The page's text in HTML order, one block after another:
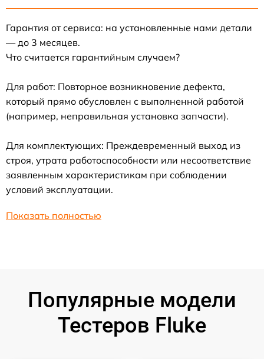
Гарантия от сервиса: на установленные нами детали
— до 3 месяцев.
Что считается гарантийным случаем?
Для работ: Повторное возникновение дефекта,
который прямо обусловлен с выполненной работой
(например, неправильная установка запчасти).
Для комплектующих: Преждевременный выход из
строя, утрата работоспособности или несоответствие
заявленным характеристикам при соблюдении
условий эксплуатации.
Показать полностью
Популярные модели
Тестеров Fluke